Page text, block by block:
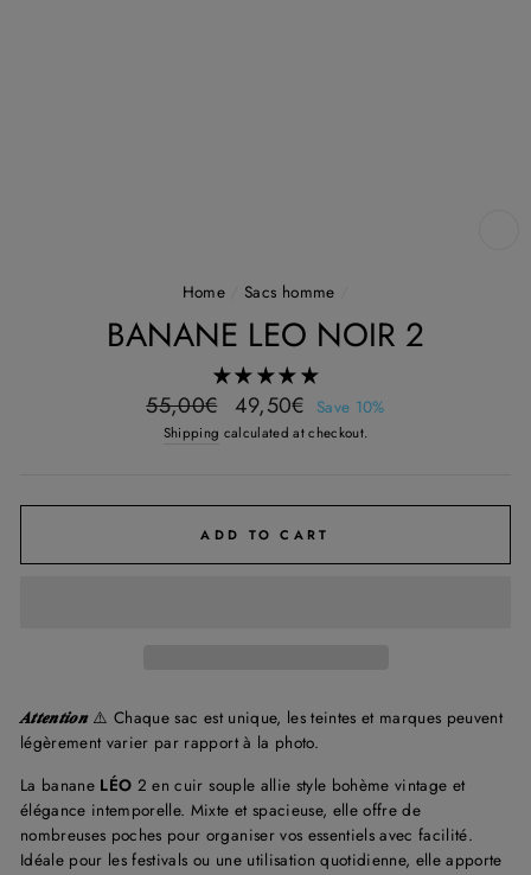
Home Sacs homme
BANANE LEO NOIR 2
Regular
price
55,00€
Sale
price
49,50€ Save 10%
Shipping calculated at checkout.
ADD TO CART
𝑨𝒕𝒕𝒆𝒏𝒕𝒊𝒐𝒏⚠️ Chaque sac est unique, les teintes et marques peuvent
légèrement varier par rapport à la photo.
La banane LÉO 2 en cuir souple allie style bohème vintage et
élégance intemporelle. Mixte et spacieuse, elle offre de
nombreuses poches pour organiser vos essentiels avec facilité.
Idéale pour les festivals ou une utilisation quotidienne, elle apporte